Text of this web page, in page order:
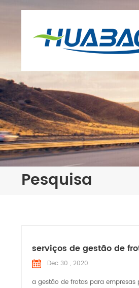
Pesquisa
serviços de gestão de
Dec 30 , 2020
a gestão de frotas para